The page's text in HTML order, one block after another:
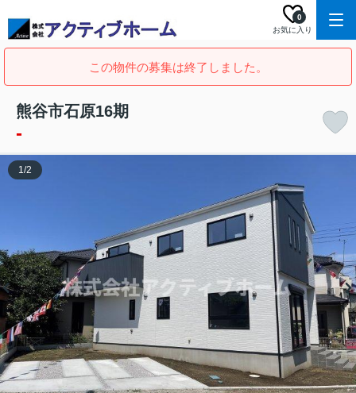
お気に入り
0
この物件の募集は終了しました。
熊谷市石原16期
-
1/2